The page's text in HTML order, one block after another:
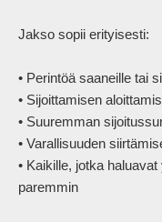
Jakso sopii erityisesti:
• Perintöä saaneille tai
• Sijoittamisen
• Suuremman
• Varallisuuden
• Kaikille, jotka
paremmin